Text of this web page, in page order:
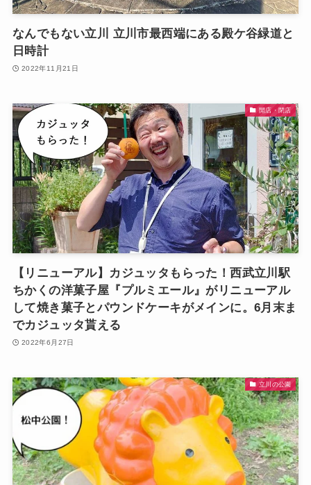
なんでもない立川 立川市最西端にある殿ケ谷緑道と
日時計
2022年11月21日
開店・閉店
【リニューアル】カジュッタもらった！西武立川駅
ちかくの洋菓子屋『プルミエール』がリニューアル
して焼き菓子とパウンドケーキがメインに。6月末ま
でカジュッタ貰える
2022年6月27日
立川の公園